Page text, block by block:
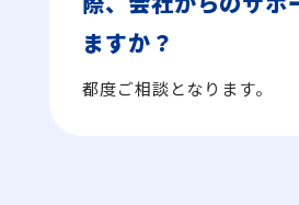
ますか？
都度ご相談となります。